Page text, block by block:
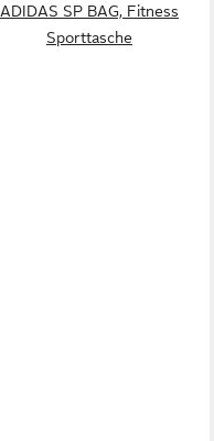
ADIDAS SP BAG, Fitness
Sporttasche